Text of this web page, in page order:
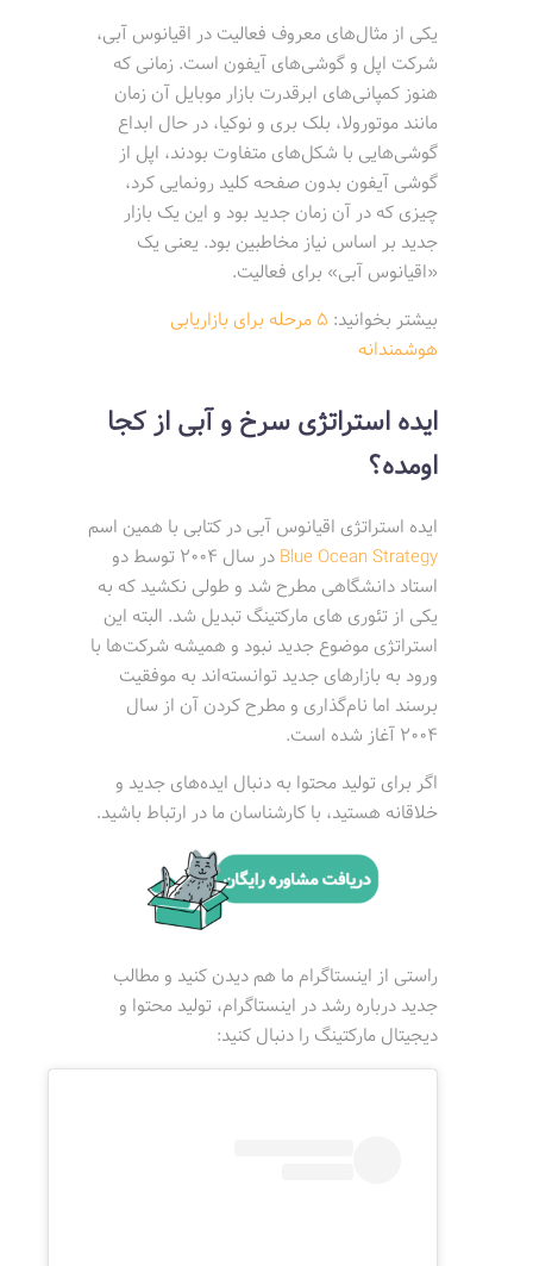
یکی از مثال‌های معروف فعالیت در اقیانوس آبی،
شرکت اپل و گوشی‌های آیفون است. زمانی که
هنوز کمپانی‌های ابرقدرت بازار موبایل آن زمان
مانند موتورولا، بلک بری و نوکیا، در حال ابداع
گوشی‌هایی با شکل‌های متفاوت بودند، اپل از
گوشی آیفون بدون صفحه کلید رونمایی کرد،
چیزی که در آن زمان جدید بود و این یک بازار
جدید بر اساس نیاز مخاطبین بود. یعنی یک
«اقیانوس آبی» برای فعالیت.
بیشتر بخوانید:
5 مرحله برای بازاریابی
هوشمندانه
ایده استراتژی سرخ و آبی از کجا
اومده؟
ایده استراتژی اقیانوس آبی در کتابی با همین اسم
Blue Ocean Strategy
در سال 2004 توسط دو
استاد دانشگاهی مطرح شد و طولی نکشید که به
یکی از تئوری های مارکتینگ تبدیل شد. البته این
استراتژی موضوع جدید نبود و همیشه شرکت‌ها با
ورود به بازارهای جدید توانسته‌اند به موفقیت
برسند اما نام‌گذاری و مطرح کردن آن از سال
2004 آغاز شده است.
اگر برای تولید محتوا به دنبال ایده‌های جدید و
خلاقانه هستید، با کارشناسان ما در ارتباط باشید.
راستی از اینستاگرام ما هم دیدن کنید و مطالب
جدید درباره رشد در اینستاگرام، تولید محتوا و
دیجیتال مارکتینگ را دنبال کنید: